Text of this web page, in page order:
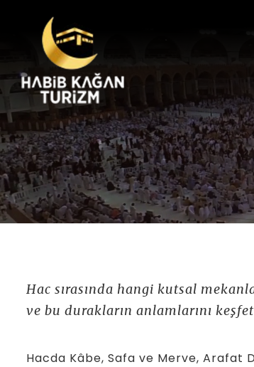
Hac sırasında hangi kutsal
ve bu durakların anlamlarını
Hacda Kâbe, Safa ve Merve, Arafat